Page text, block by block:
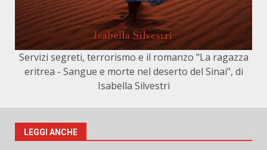
Servizi segreti, terrorismo e il romanzo "La ragazza
eritrea - Sangue e morte nel deserto del Sinai", di
Isabella Silvestri
LEGGI ANCHE